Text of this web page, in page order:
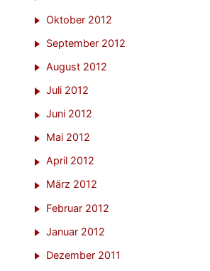
Oktober 2012
September 2012
August 2012
Juli 2012
Juni 2012
Mai 2012
April 2012
März 2012
Februar 2012
Januar 2012
Dezember 2011